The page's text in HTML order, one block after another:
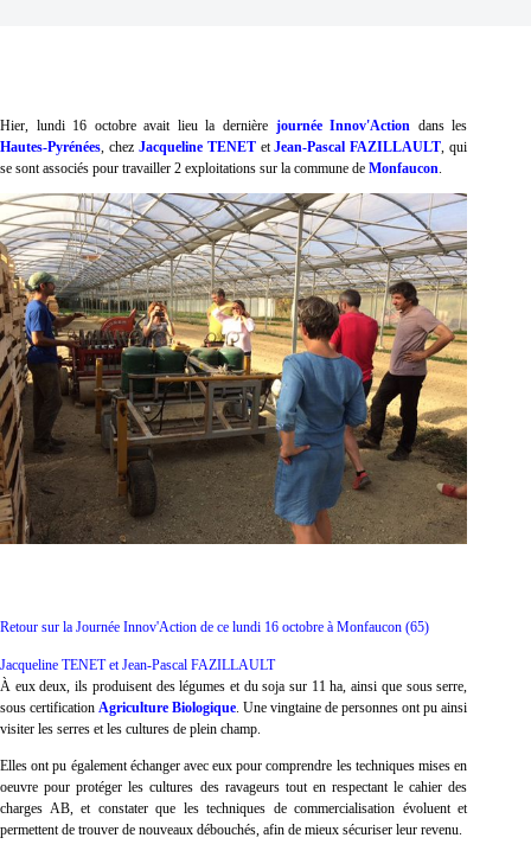
Hier, lundi 16 octobre avait lieu la dernière journée Innov'Action dans les
Hautes-Pyrénées, chez Jacqueline TENETetJean-Pascal FAZILLAULT, qui
se sont associés pour travailler 2 exploitations sur la commune de Monfaucon.
Retour sur la Journée Innov'Action de ce lundi 16 octobre à Monfaucon (65)
Jacqueline TENET et Jean-Pascal FAZILLAULT
À eux deux, ils produisent des légumes et du soja sur 11 ha, ainsi que sous serre,
sous certification Agriculture Biologique . Une vingtaine de personnes ont pu ainsi
visiter les serres et les cultures de plein champ.
Elles ont pu également échanger avec eux pour comprendre les techniques mises en
oeuvre pour protéger les cultures des ravageurs tout en respectant le cahier des
charges AB, et constater que les techniques de commercialisation évoluent et
permettent de trouver de nouveaux débouchés, afin de mieux sécuriser leur revenu.